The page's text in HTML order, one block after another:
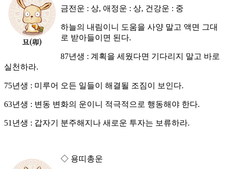
금전운 : 상, 애정운 : 상, 건강운 : 중
하늘의 내림이니 도움을 사양 말고 액면 그대
로 받아들이면 된다.
87년생 : 계획을 세웠다면 기다리지 말고 바로
실천하라.
75년생 : 미루어 오든 일들이 해결될 조짐이 보인다.
63년생 : 변동 변화의 운이니 적극적으로 행동해야 한다.
51년생 : 갑자기 분주해지나 새로운 투자는 보류하라.
◇ 용띠총운